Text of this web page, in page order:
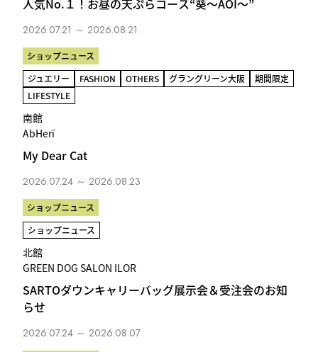
人気No.１！お昼の天ぷらコース“葵～AOI～”
2026.07.21 ～ 2026.08.21
ショップニュース
ジュエリー
FASHION OTHERS グラングリーン大阪
期間限定
LIFESTYLE
南館
AbHerï
My Dear Cat
2026.07.24 ～ 2026.08.23
ショップニュース
ショップニュース
北館
GREEN DOG SALON ILOR
SARTOダウンキャリーバッグ展示会＆受注会のお知
らせ
2026.07.24 ～ 2026.08.07